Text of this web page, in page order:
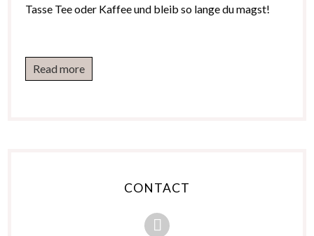
Tasse Tee oder Kaffee und bleib so lange du magst!
Read more
CONTACT